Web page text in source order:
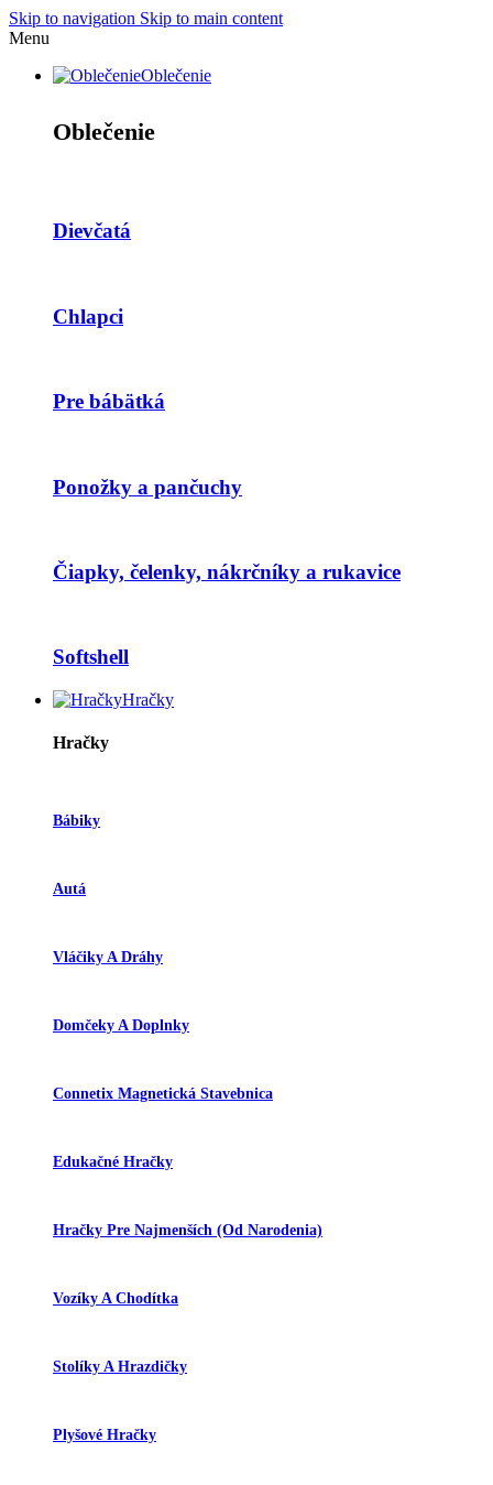
Skip to navigation Skip to main content
Menu
Oblečenie
Oblečenie
Dievčatá
Chlapci
Pre bábätká
Ponožky a pančuchy
Čiapky, čelenky, nákrčníky a rukavice
Softshell
Hračky
Hračky
Bábiky
Autá
Vláčiky A Dráhy
Domčeky A Doplnky
Connetix Magnetická Stavebnica
Edukačné Hračky
Hračky Pre Najmenších (od Narodenia)
Vozíky A Chodítka
Stolíky A Hrazdičky
Plyšové Hračky